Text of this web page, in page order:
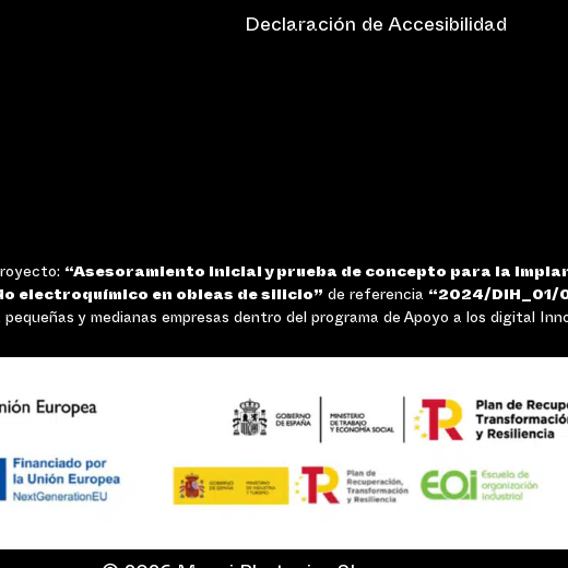
Declaración de Accesibilidad
“Asesoramiento inicial y prueba de concepto para la
electroquímico en obleas de silicio” de referencia “2024/DIH_01/
pequeñas y medianas empresas dentro del programa de Apoyo a los digital